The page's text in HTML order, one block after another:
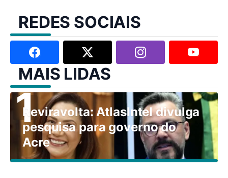
REDES SOCIAIS
MAIS LIDAS
Reviravolta: AtlasIntel divulga
pesquisa para governo do
Acre